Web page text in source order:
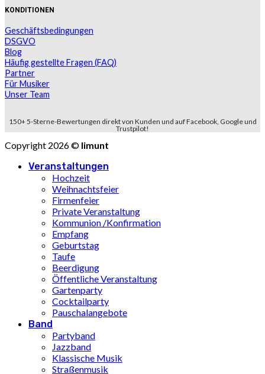
KONDITIONEN
Geschäftsbedingungen
DSGVO
Blog
Häufig gestellte Fragen (FAQ)
Partner
Für Musiker
Unser Team
150+ 5-Sterne-Bewertungen direkt von Kunden und auf Facebook, Google und
Trustpilot!
Copyright 2026 © limunt
Veranstaltungen
Hochzeit
Weihnachtsfeier
Firmenfeier
Private Veranstaltung
Kommunion /Konfirmation
Empfang
Geburtstag
Taufe
Beerdigung
Öffentliche Veranstaltung
Gartenparty
Cocktailparty
Pauschalangebote
Band
Partyband
Jazzband
Klassische Musik
Straßenmusik